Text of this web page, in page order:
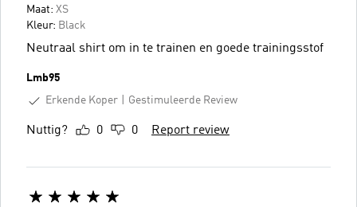
Maat: XS
Kleur: Black
Neutraal shirt om in te trainen en goede trainingsstof
Lmb95
Erkende Koper
Gestimuleerde Review
Nuttig? 0 0 Report review